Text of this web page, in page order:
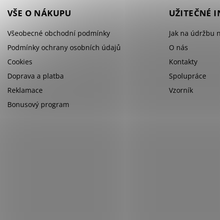
VŠE O NÁKUPU
Všeobecné obchodní podmínky
Podmínky ochrany osobních údajů
Cookies
Doprava a platba
Reklamace
Bonusový program
UŽITEČNÉ
Jak na údržbu
O nás
Kontakty
Spolupráce
Vzorník